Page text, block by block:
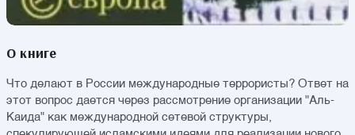
О книге
Что делают в России международные террористы? Ответ на
этот вопрос дается через рассмотрение организации "Аль-
Каида" как международной сетевой структуры,